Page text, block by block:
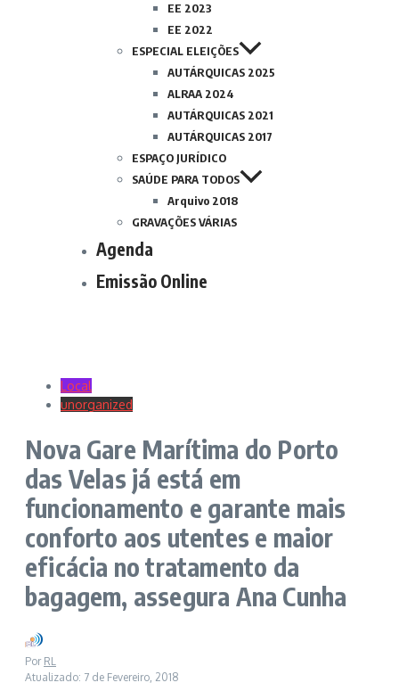
EE 2023
EE 2022
ESPECIAL ELEIÇÕES
AUTÁRQUICAS 2025
ALRAA 2024
AUTÁRQUICAS 2021
AUTÁRQUICAS 2017
ESPAÇO JURÍDICO
SAÚDE PARA TODOS
Arquivo 2018
GRAVAÇÕES VÁRIAS
Agenda
Emissão Online
Local
unorganized
Nova Gare Marítima do Porto
das Velas já está em
funcionamento e garante mais
conforto aos utentes e maior
eficácia no tratamento da
bagagem, assegura Ana Cunha
Por RL
Atualizado: 7 de Fevereiro, 2018